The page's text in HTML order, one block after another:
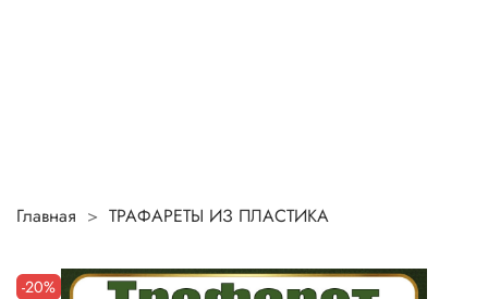
Главная ТРАФАРЕТЫ ИЗ ПЛАСТИКА
-20%